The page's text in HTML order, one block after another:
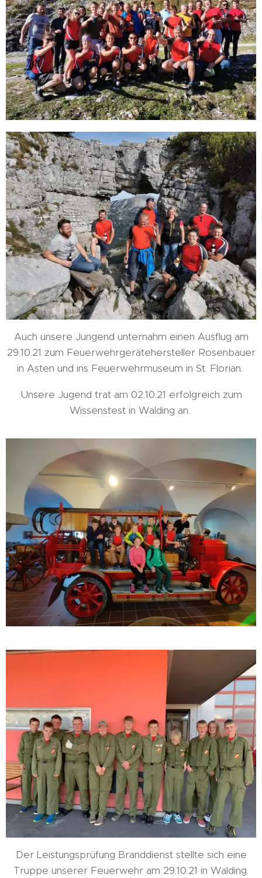
Auch unsere Jungend unternahm einen Ausflug am
29.10.21 zum Feuerwehrgerätehersteller Rosenbauer
in Asten und ins Feuerwehrmuseum in St. Florian.
Unsere Jugend trat am 02.10.21 erfolgreich zum
Wissenstest in Walding an.
Der Leistungsprüfung Branddienst stellte sich eine
Truppe unserer Feuerwehr am 29.10.21 in Walding.